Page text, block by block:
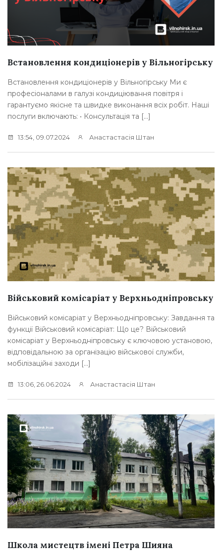
Встановлення кондиціонерів у Вільногірську
Встановлення кондиціонерів у Вільногірську Ми є
професіоналами в галузі кондиціювання повітря і
гарантуємо якісне та швидке виконання всіх робіт. Наші
послуги включають: • Консультація та […]
13:54, 09.07.2024 Анастастасія Штан
Військовий комісаріат у Верхньодніпровську
Військовий комісаріат у Верхньодніпровську: Завдання та
функції Військовий комісаріат: Що це? Військовий
комісаріат у Верхньодніпровську є ключовою установою,
відповідальною за організацію військової служби,
мобілізаційні заходи […]
13:06, 26.06.2024 Анастастасія Штан
Школа мистецтв імені Петра Шияна